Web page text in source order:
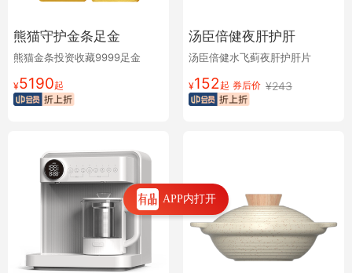
熊猫守护金条足金
熊猫金条投资收藏9999足金
¥5190起
汤臣倍健夜肝护肝
汤臣倍健水飞蓟夜肝护肝片
¥152 起 券后价 ¥243
APP内打开